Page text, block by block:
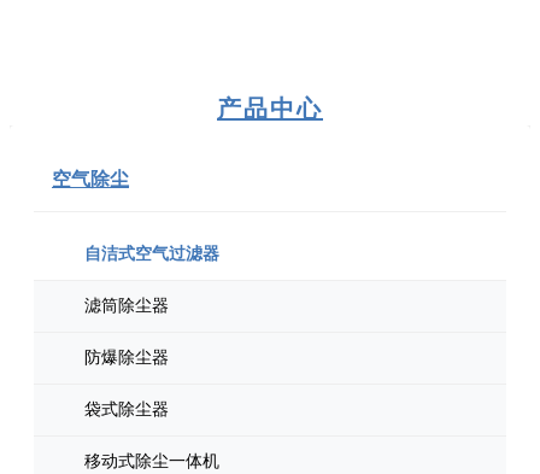
产品中心
空气除尘
自洁式空气过滤器
滤筒除尘器
防爆除尘器
袋式除尘器
移动式除尘一体机